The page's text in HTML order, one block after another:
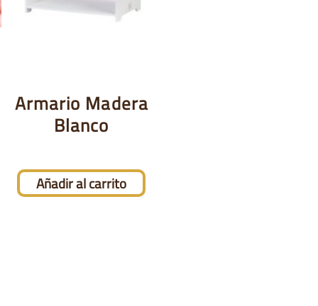
Armario Madera
Blanco
Añadir al carrito